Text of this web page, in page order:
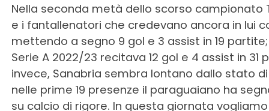
Nella seconda metà dello scorso campionato
e i fantallenatori che credevano ancora in lui
mettendo a segno 9 gol e 3 assist in 19
Serie A 2022/23 recitava 12 gol e 4 assist in
invece, Sanabria sembra lontano dallo stato
nelle prime 19 presenze il paraguaiano ha
su calcio di rigore. In questa giornata